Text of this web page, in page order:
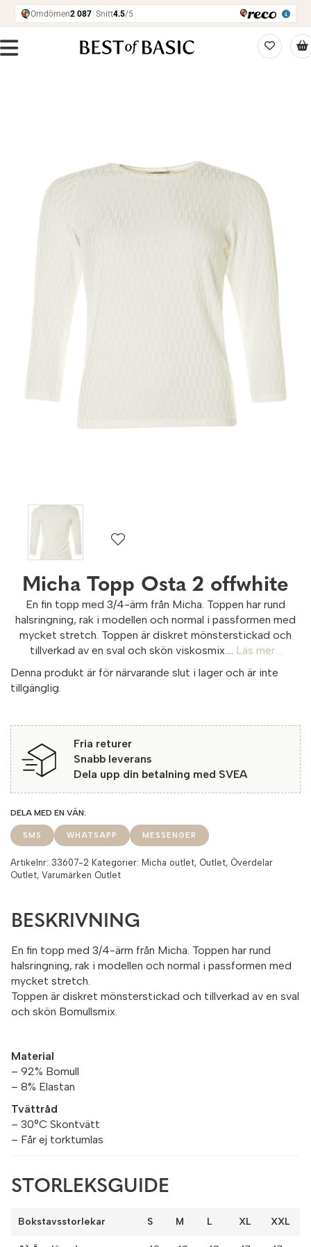
Micha Topp Osta 2 offwhite
En fin topp med 3/4-ärm från Micha. Toppen har rund
halsringning, rak i modellen och normal i passformen med
mycket stretch. Toppen är diskret mönsterstickad och
tillverkad av en sval och skön viskosmix....
Läs mer...
Denna produkt är för närvarande slut i lager och är inte
tillgänglig.
Fria returer
Snabb leverans
Dela upp din betalning med SVEA
SMS WHATSAPP MESSENGER
Artikelnr: 33607-2 Kategorier: Micha outlet, Outlet, Överdelar
Outlet, Varumärken Outlet
BESKRIVNING
En fin topp med 3/4-ärm från Micha. Toppen har rund
halsringning, rak i modellen och normal i passformen med
mycket stretch.
Toppen är diskret mönsterstickad och tillverkad av en sval
och skön Bomullsmix.
Material
– 92% Bomull
– 8% Elastan
Tvättråd
– 30°C Skontvätt
– Får ej torktumlas
STORLEKSGUIDE
Bokstavsstorlekar S M L XL XXL